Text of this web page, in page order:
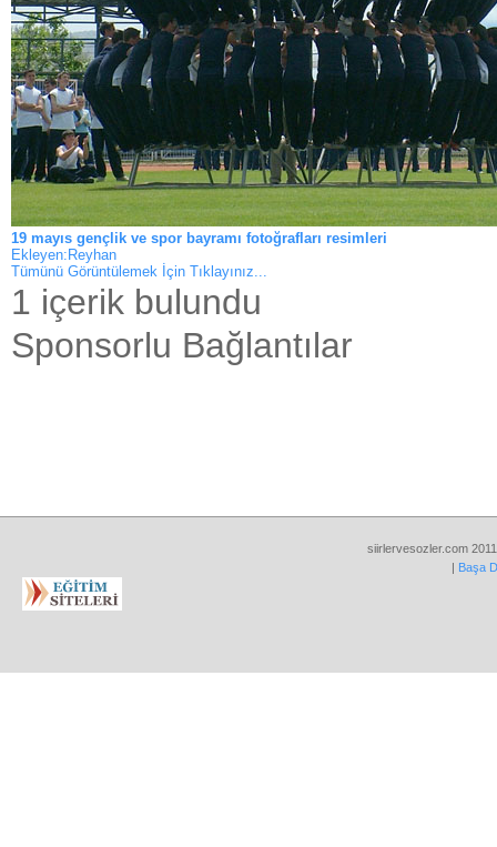
19 mayıs gençlik ve spor bayramı fotoğrafları resimleri
Ekleyen:Reyhan
Tümünü Görüntülemek İçin Tıklayınız...
1 içerik bulundu
Sponsorlu Bağlantılar
siirlervesozler.com
| Başa